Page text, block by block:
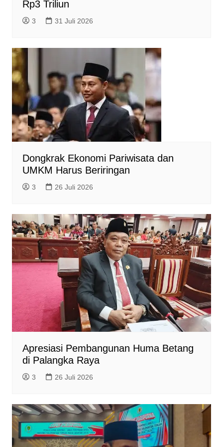
Rp3 Triliun
3 31 Juli 2026
Dongkrak Ekonomi Pariwisata dan
UMKM Harus Beriringan
3 26 Juli 2026
Apresiasi Pembangunan Huma Betang
di Palangka Raya
3 26 Juli 2026